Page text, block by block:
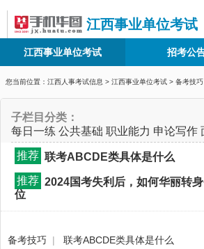
江西事业单位考试
江西事业单位考试 招考公
您当前位置： 江西人事考试信息 > 江西事业单位考试 > 备考技巧
子栏目分类：
每日一练 公共基础 职业能力 申论写作
推荐 联考ABCDE类具体是什么
推荐 2024国考失利后，如何华丽转
位
备考技巧 | 联考ABCDE类具体是什么